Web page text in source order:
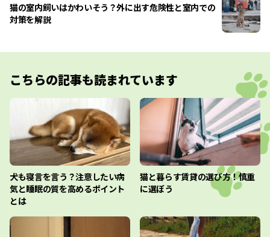
猫の室内飼いはかわいそう？外に出す危険性と室内での
対策を解説
こちらの記事も読まれています
犬も寝言を言う？注意したい病
気と睡眠の質を高めるポイント
とは
猫と暮らす賃貸の選び方！慎重
に選ぼう